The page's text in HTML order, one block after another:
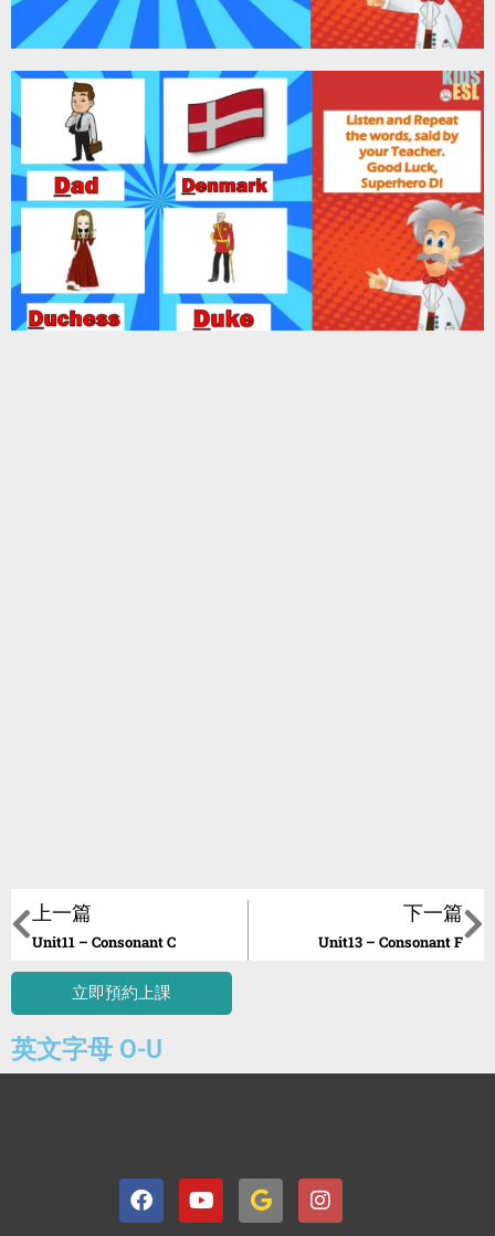
上一篇
Unit11 – Consonant C
下一篇
Unit13 – Consonant F
立即預約上課
英文字母 O-U